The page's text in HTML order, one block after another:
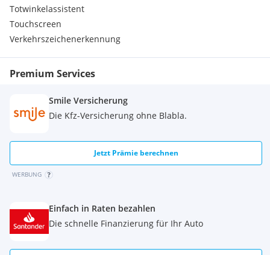
Totwinkelassistent
Touchscreen
Verkehrszeichenerkennung
Premium Services
Smile Versicherung
Die Kfz-Versicherung ohne Blabla.
Jetzt Prämie berechnen
WERBUNG
Einfach in Raten bezahlen
Die schnelle Finanzierung für Ihr Auto